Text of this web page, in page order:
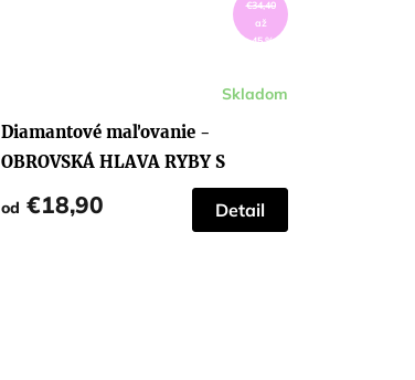
€34,40
až
–45 %
Diamantové maľovanie -
OBROVSKÁ HLAVA RYBY S
POTÁPAČOM
Skladom
od €18,90 Detail